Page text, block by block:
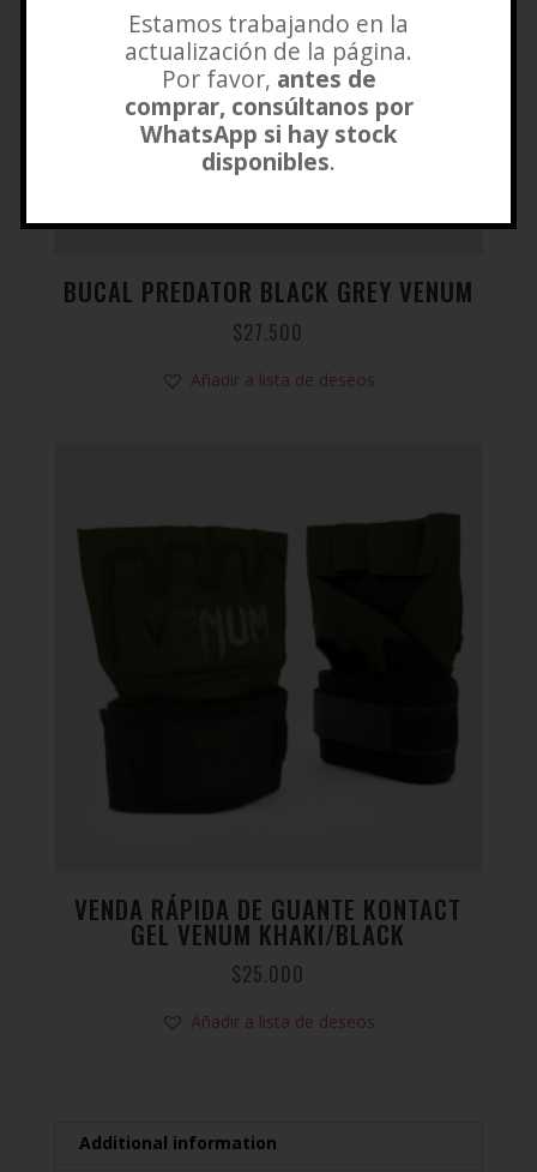
BUCAL PREDATOR BLACK GREY VENUM
$27.500
Añadir a lista de deseos
VENDA RÁPIDA DE GUANTE KONTACT
GEL VENUM KHAKI/BLACK
$25.000
Añadir a lista de deseos
Additional information
Estamos trabajando en la
actualización de la página.
Por favor, antes de
comprar, consúltanos por
WhatsApp si hay stock
disponibles.